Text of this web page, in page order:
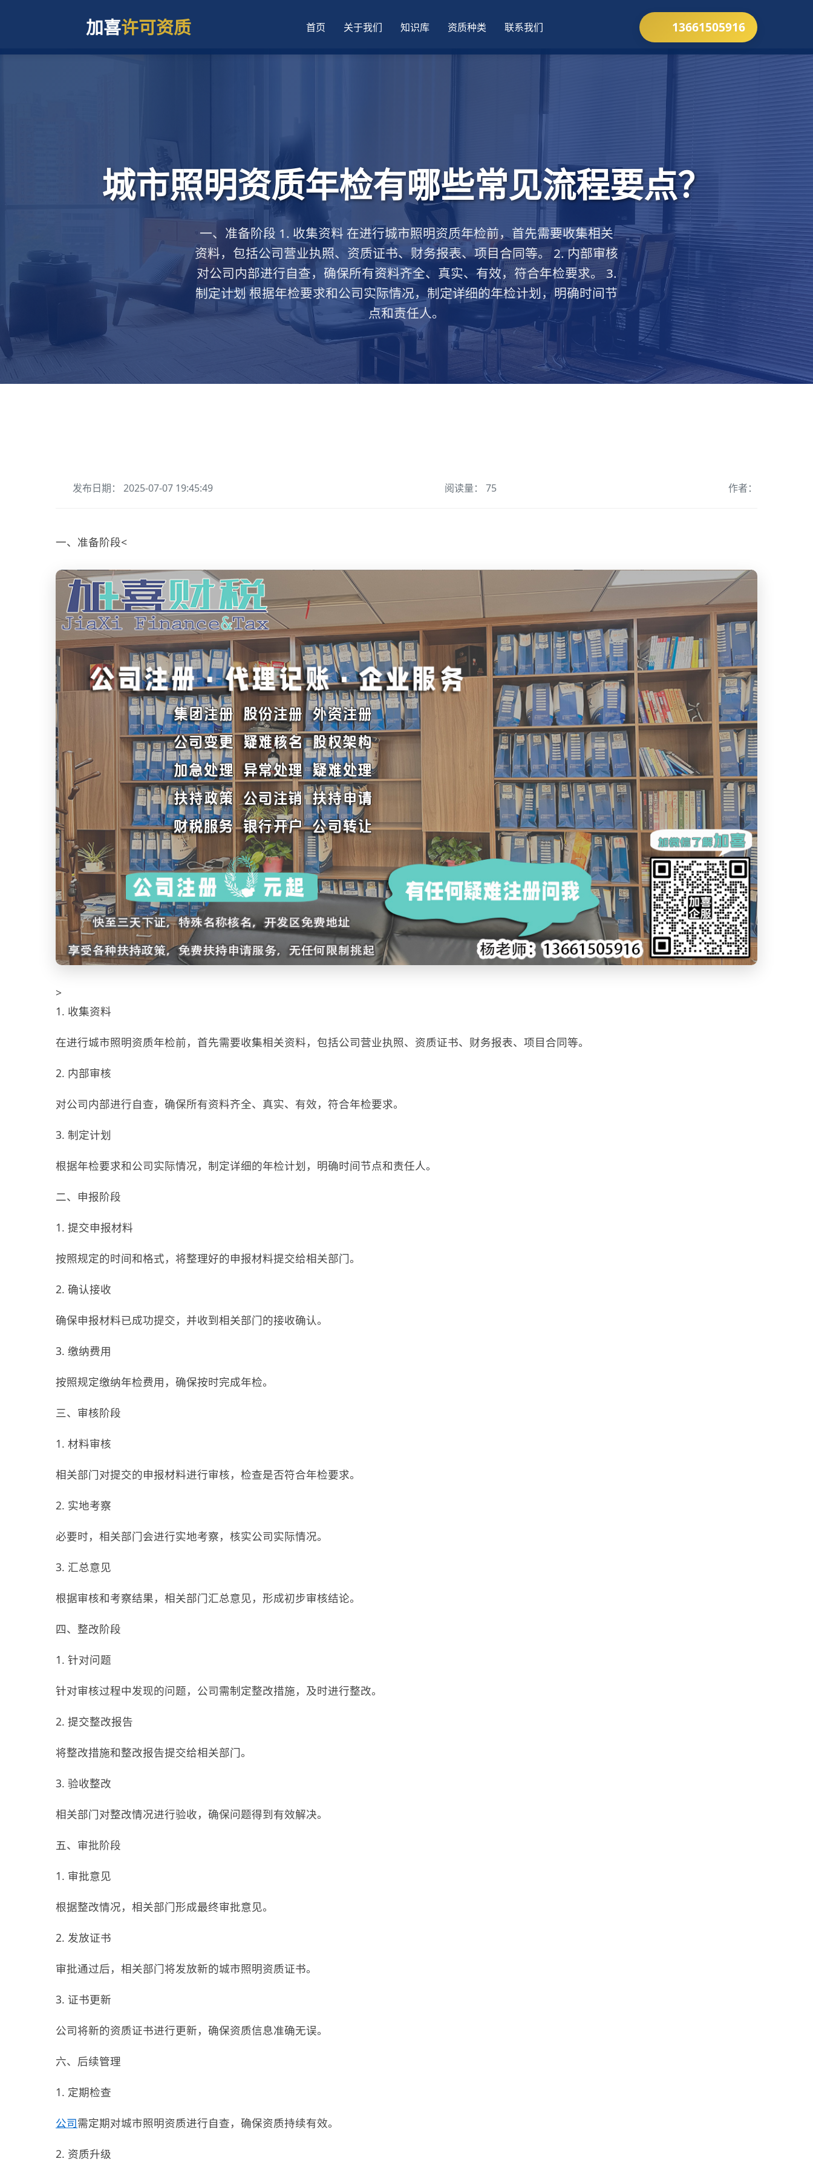
加喜许可资质 首页 关于我们 知识库 资质种类 联系我们 13661505916
城市照明资质年检有哪些常见流程要点？
一、准备阶段 1. 收集资料 在进行城市照明资质年检前，首先需要收集相关
资料，包括公司营业执照、资质证书、财务报表、项目合同等。 2. 内部审核
对公司内部进行自查，确保所有资料齐全、真实、有效，符合年检要求。 3.
制定计划 根据年检要求和公司实际情况，制定详细的年检计划，明确时间节
点和责任人。
发布日期： 2025-07-07 19:45:49 阅读量： 75 作者：
一、准备阶段<
>
1. 收集资料
在进行城市照明资质年检前，首先需要收集相关资料，包括公司营业执照、资质证书、财务报表、项目合同等。
2. 内部审核
对公司内部进行自查，确保所有资料齐全、真实、有效，符合年检要求。
3. 制定计划
根据年检要求和公司实际情况，制定详细的年检计划，明确时间节点和责任人。
二、申报阶段
1. 提交申报材料
按照规定的时间和格式，将整理好的申报材料提交给相关部门。
2. 确认接收
确保申报材料已成功提交，并收到相关部门的接收确认。
3. 缴纳费用
按照规定缴纳年检费用，确保按时完成年检。
三、审核阶段
1. 材料审核
相关部门对提交的申报材料进行审核，检查是否符合年检要求。
2. 实地考察
必要时，相关部门会进行实地考察，核实公司实际情况。
3. 汇总意见
根据审核和考察结果，相关部门汇总意见，形成初步审核结论。
四、整改阶段
1. 针对问题
针对审核过程中发现的问题，公司需制定整改措施，及时进行整改。
2. 提交整改报告
将整改措施和整改报告提交给相关部门。
3. 验收整改
相关部门对整改情况进行验收，确保问题得到有效解决。
五、审批阶段
1. 审批意见
根据整改情况，相关部门形成最终审批意见。
2. 发放证书
审批通过后，相关部门将发放新的城市照明资质证书。
3. 证书更新
公司将新的资质证书进行更新，确保资质信息准确无误。
六、后续管理
1. 定期检查
公司需定期对城市照明资质进行自查，确保资质持续有效。
2. 资质升级